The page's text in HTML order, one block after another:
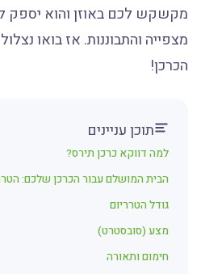
מקשקש לכם באוזן והוא יספק
מצפייה והתבוננות. אז בואו
הכרכן!
תוכן עניינים
למה דווקא כרכן תירס?
הבית המושלם עבור הכרכן שלכם:
גודל הטרריום
מצע (סובסטרט)
חימום ותאורה